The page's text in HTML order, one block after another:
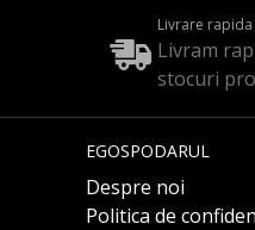
Livrare rapida
Livram
stocuri
EGOSPODARUL
Despre noi
Politica de